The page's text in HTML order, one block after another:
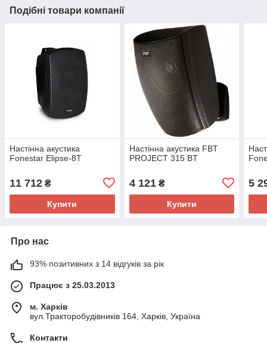
Подібні товари компанії
Настінна акустика
Fonestar Elipse-8T
11 712 ₴
Купити
Настінна акустика FBT
PROJECT 315 BT
4 121₴
Купити
5
Про нас
93% позитивних з 14 відгуків за рік
Працює з 25.03.2013
м. Харків
вул.Тракторобудівників 164, Харків, Україна
Контакти